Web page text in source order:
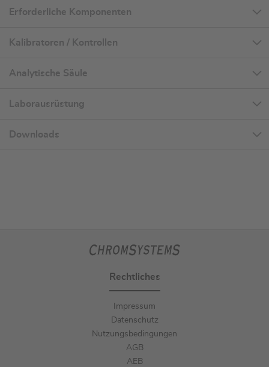
Erforderliche Komponenten
Kalibratoren / Kontrollen
Analytische Säule
Laborausrüstung
Downloads
Rechtliches
Impressum
Datenschutz
Nutzungsbedingungen
AGB
AEB